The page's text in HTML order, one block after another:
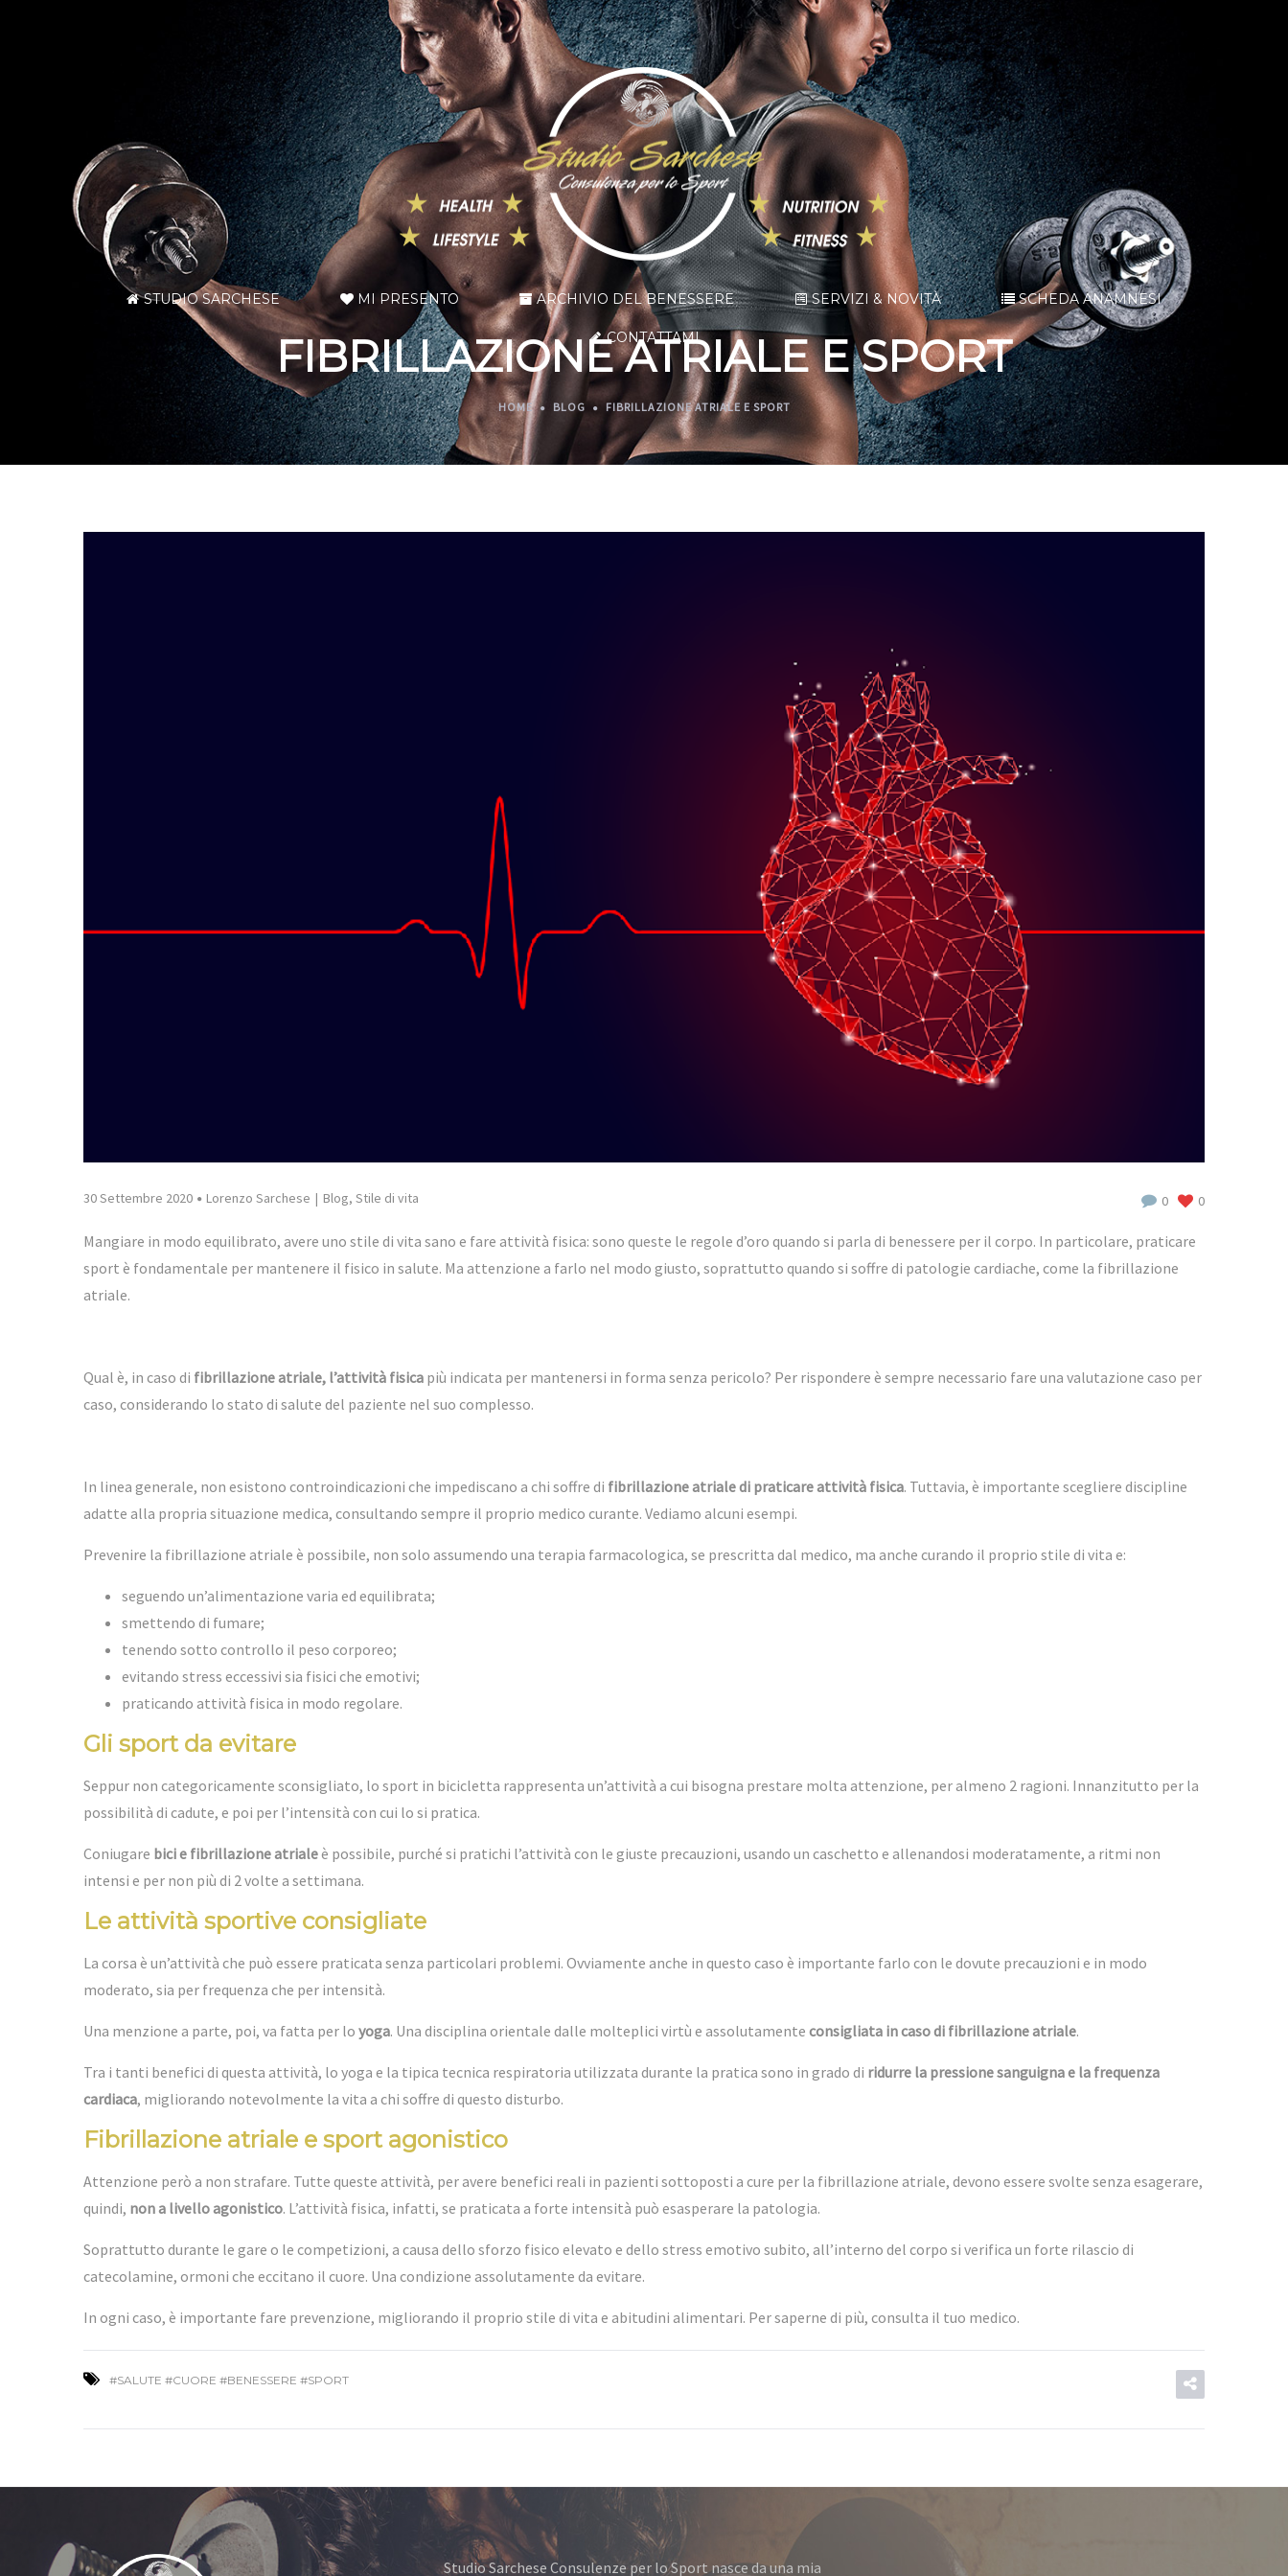
STUDIO SARCHESE MI PRESENTO ARCHIVIO DEL BENESSERE SERVIZI & NOVITÀ SCHEDA ANAMNESI
CONTATTAMI
FIBRILLAZIONE ATRIALE E SPORT
HOME BLOG FIBRILLAZIONE ATRIALE E SPORT
30 Settembre 2020 Lorenzo Sarchese Blog, Stile di vita 0 0
Mangiare in modo equilibrato, avere uno stile di vita sano e fare attività fisica: sono queste le regole d’oro quando si parla di benessere per il corpo. In particolare, praticare
sport è fondamentale per mantenere il fisico in salute. Ma attenzione a farlo nel modo giusto, soprattutto quando si soffre di patologie cardiache, come la fibrillazione
atriale.
Qual è, in caso di fibrillazione atriale, l’attività fisica più indicata per mantenersi in forma senza pericolo? Per rispondere è sempre necessario fare una valutazione caso per
caso, considerando lo stato di salute del paziente nel suo complesso.
In linea generale, non esistono controindicazioni che impediscano a chi soffre di fibrillazione atriale di praticare attività fisica. Tuttavia, è importante scegliere discipline
adatte alla propria situazione medica, consultando sempre il proprio medico curante. Vediamo alcuni esempi.
Prevenire la fibrillazione atriale è possibile, non solo assumendo una terapia farmacologica, se prescritta dal medico, ma anche curando il proprio stile di vita e:
seguendo un’alimentazione varia ed equilibrata;
smettendo di fumare;
tenendo sotto controllo il peso corporeo;
evitando stress eccessivi sia fisici che emotivi;
praticando attività fisica in modo regolare.
Gli sport da evitare
Seppur non categoricamente sconsigliato, lo sport in bicicletta rappresenta un’attività a cui bisogna prestare molta attenzione, per almeno 2 ragioni. Innanzitutto per la
possibilità di cadute, e poi per l’intensità con cui lo si pratica.
Coniugare bici e fibrillazione atrialeè possibile, purché si pratichi l’attività con le giuste precauzioni, usando un caschetto e allenandosi moderatamente, a ritmi non
intensi e per non più di 2 volte a settimana.
Le attività sportive consigliate
La corsa è un’attività che può essere praticata senza particolari problemi. Ovviamente anche in questo caso è importante farlo con le dovute precauzioni e in modo
moderato, sia per frequenza che per intensità.
Una menzione a parte, poi, va fatta per lo yoga. Una disciplina orientale dalle molteplici virtù e assolutamente consigliata in caso di fibrillazione atriale.
Tra i tanti benefici di questa attività, lo yoga e la tipica tecnica respiratoria utilizzata durante la pratica sono in grado di ridurre la pressione sanguigna e la frequenza
cardiaca, migliorando notevolmente la vita a chi soffre di questo disturbo.
Fibrillazione atriale e sport agonistico
Attenzione però a non strafare. Tutte queste attività, per avere benefici reali in pazienti sottoposti a cure per la fibrillazione atriale, devono essere svolte senza esagerare,
quindi, non a livello agonistico. L’attività fisica, infatti, se praticata a forte intensità può esasperare la patologia.
Soprattutto durante le gare o le competizioni, a causa dello sforzo fisico elevato e dello stress emotivo subito, all’interno del corpo si verifica un forte rilascio di
catecolamine, ormoni che eccitano il cuore. Una condizione assolutamente da evitare.
In ogni caso, è importante fare prevenzione, migliorando il proprio stile di vita e abitudini alimentari. Per saperne di più, consulta il tuo medico.
#SALUTE #CUORE #BENESSERE #SPORT
Studio Sarchese Consulenze per lo Sport nasce da una mia